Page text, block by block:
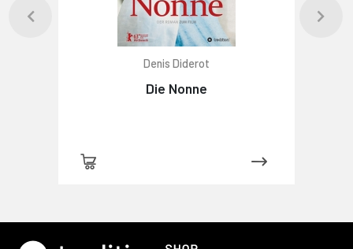
Denis Diderot
Die Nonne